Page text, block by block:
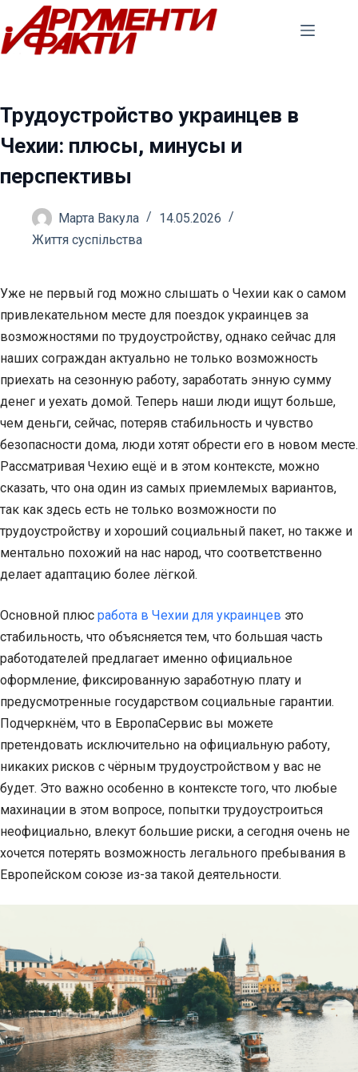
Перейти
до
вмісту
Трудоустройство украинцев в
Чехии: плюсы, минусы и
перспективы
Марта Вакула
14.05.2026
Життя суспільства
Уже не первый год можно слышать о Чехии как о самом
привлекательном месте для поездок украинцев за
возможностями по трудоустройству, однако сейчас для
наших сограждан актуально не только возможность
приехать на сезонную работу, заработать энную сумму
денег и уехать домой. Теперь наши люди ищут больше,
чем деньги, сейчас, потеряв стабильность и чувство
безопасности дома, люди хотят обрести его в новом месте.
Рассматривая Чехию ещё и в этом контексте, можно
сказать, что она один из самых приемлемых вариантов,
так как здесь есть не только возможности по
трудоустройству и хороший социальный пакет, но также и
ментально похожий на нас народ, что соответственно
делает адаптацию более лёгкой.
Основной плюс работа в Чехии для украинцев это
стабильность, что объясняется тем, что большая часть
работодателей предлагает именно официальное
оформление, фиксированную заработную плату и
предусмотренные государством социальные гарантии.
Подчеркнём, что в ЕвропаСервис вы можете
претендовать исключительно на официальную работу,
никаких рисков с чёрным трудоустройством у вас не
будет. Это важно особенно в контексте того, что любые
махинации в этом вопросе, попытки трудоустроиться
неофициально, влекут большие риски, а сегодня очень не
хочется потерять возможность легального пребывания в
Европейском союзе из-за такой деятельности.